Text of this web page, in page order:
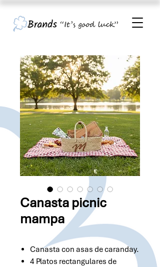
Canasta picnic
mampa
Canasta con asas de caranday.
4 Platos rectangulares de